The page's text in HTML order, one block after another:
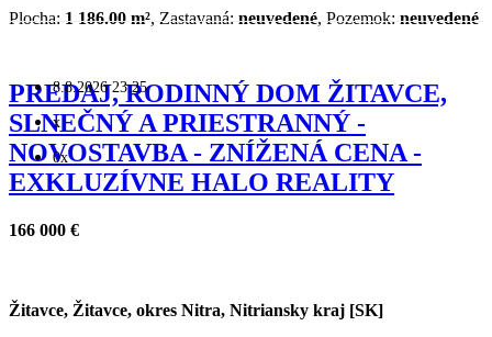
Plocha: 1 186.00 m², Zastavaná: neuvedené, Pozemok: neuvedené
8.8.2026 23:25
x
0x
PREDAJ, RODINNÝ DOM ŽITAVCE,
SLNEČNÝ A PRIESTRANNÝ -
NOVOSTAVBA - ZNÍŽENÁ CENA -
EXKLUZÍVNE HALO REALITY
166 000 €
Žitavce, Žitavce, okres Nitra, Nitriansky kraj [SK]